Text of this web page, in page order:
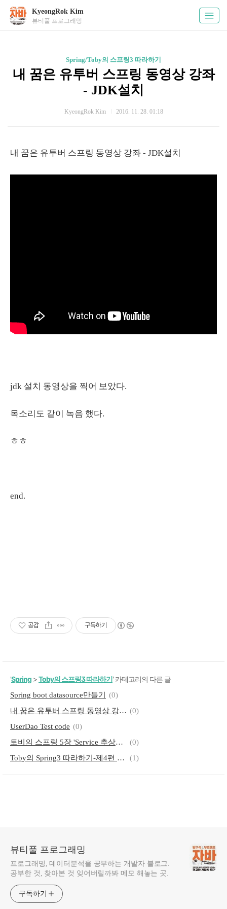
KyeongRok Kim
뷰티풀 프로그래밍
Spring/Toby의 스프링3 따라하기
내 꿈은 유투버 스프링 동영상 강좌
- JDK설치
KyeongRok Kim 2016. 11. 28. 01:18
내 꿈은 유투버 스프링 동영상 강좌 - JDK설치
jdk 설치 동영상을 찍어 보았다.
목소리도 같이 녹음 했다.
ㅎㅎ
end.
공감 구독하기
'Spring >Toby의 스프링3 따라하기' 카테고리의 다른 글
Spring boot datasource만들기
(0)
내 꿈은 유투버 스프링 동영상 강좌 - 02 Intellij 설치 java hello world 출력 (0)
UserDao Test code (0)
토비의 스프링 5장 'Service 추상화'부터 시작하기 위한 준비
(0)
Toby의 Spring3 따라하기-제4편 AnnotationContext를 이용한 Spring 사용
(1)
뷰티풀 프로그래밍
프로그래밍, 데이터분석을 공부하는 개발자 블로그.
공부한 것, 찾아본 것 잊어버릴까봐 메모 해놓는 곳.
구독하기